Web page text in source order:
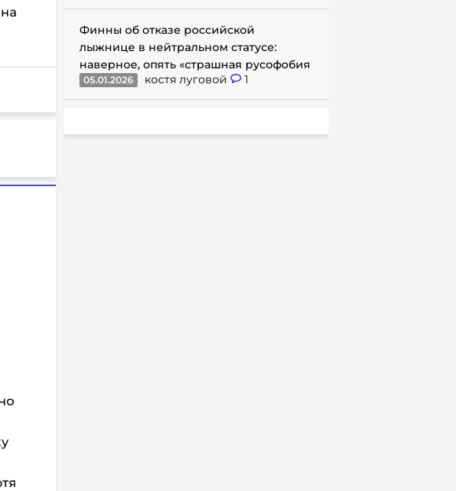
Финны об отказе российской
лыжнице в нейтральном статусе:
наверное, опять «страшная русофобия
05.01.2026 костя луговой 1